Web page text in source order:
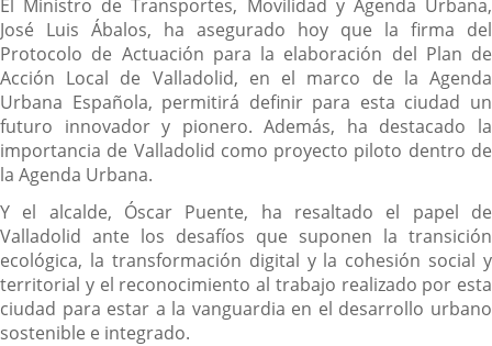
El Ministro de Transportes, Movilidad y Agenda Urbana,
José Luis Ábalos, ha asegurado hoy que la firma del
Protocolo de Actuación para la elaboración del Plan de
Acción Local de Valladolid, en el marco de la Agenda
Urbana Española, permitirá definir para esta ciudad un
futuro innovador y pionero. Además, ha destacado la
importancia de Valladolid como proyecto piloto dentro de
la Agenda Urbana.
Y el alcalde, Óscar Puente, ha resaltado el papel de
Valladolid ante los desafíos que suponen la transición
ecológica, la transformación digital y la cohesión social y
territorial y el reconocimiento al trabajo realizado por esta
ciudad para estar a la vanguardia en el desarrollo urbano
sostenible e integrado.